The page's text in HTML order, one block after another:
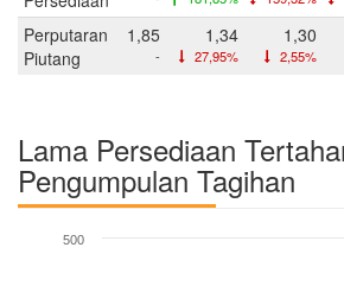
Perputaran
Piutang
1,85
-
1,34
27,95%
1,30
2,55%
Lama Persediaan
Pengumpulan Tagihan
500